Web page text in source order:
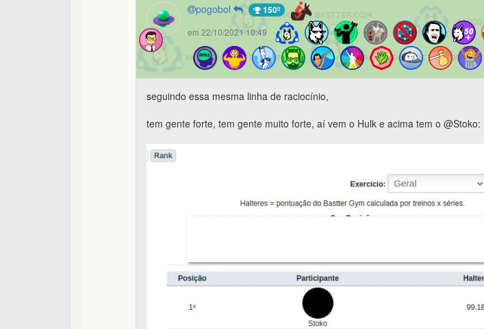
pogobol 150º
em 22/10/2021 10:49
seguindo essa mesma linha de raciocínio,
tem gente forte, tem gente muito forte, aí vem o Hulk e acima tem o @Stoko: